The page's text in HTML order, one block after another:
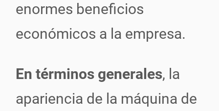
enormes beneficios
económicos a la empresa.
En términos generales, la
apariencia de la máquina de